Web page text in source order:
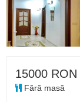
15000 RON
Fără masă